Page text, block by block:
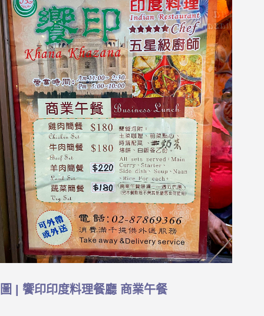
圖 | 饗印印度料理餐廳 商業午餐